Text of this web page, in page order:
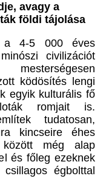
avagy a
földi tájolása
a 4-5 000 éves
civilizációt
ködösítés lengi
egyik kulturális fő
romjait is.
tudatosan,
kincseire éhes
még alap
és főleg ezeknek
égbolttal